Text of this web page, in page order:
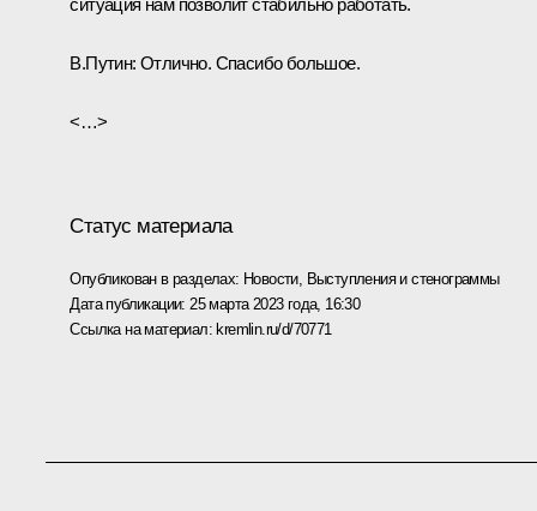
В.Путин: Отлично. Спасибо большое.
<…>
Статус материала
Опубликован в разделах: Новости, Выступления и стенограммы
Дата публикации: 25 марта 2023 года, 16:30
Ссылка на материал: kremlin.ru/d/70771